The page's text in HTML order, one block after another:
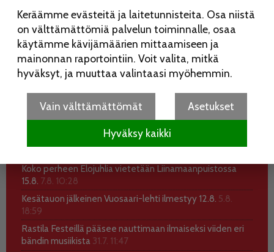
UUSIMMAT
KATSOTUIMMAT
Koko perheen Elojuhlia vietetään Liinamaanpuistossa
15.8. 7.8. 10:28
Kesätauon jälkeinen Vuosaari-lehti ilmestyy 12.8. 5.8.
18:59
Rastila Festeillä pääsee nauttimaan ilmaiseksi viiden eri
bändin musiikista 31.7. 11:47
Keräämme evästeitä ja laitetunnisteita. Osa niistä
on välttämättömiä palvelun toiminnalle, osaa
käytämme kävijämäärien mittaamiseen ja
mainonnan raportointiin. Voit valita, mitkä
hyväksyt, ja muuttaa valintaasi myöhemmin.
Vain välttämättömät Asetukset
Hyväksy kaikki